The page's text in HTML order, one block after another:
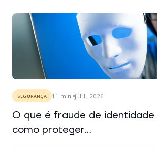
SEGURANÇA 11 min jul 1, 2026
O que é fraude de
como proteger...